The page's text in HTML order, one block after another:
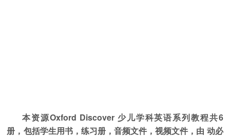
本资源Oxford Discover 少儿学科英语系列教程共6
册，包括学生用书，练习册，音频文件，视频文件，由 动必